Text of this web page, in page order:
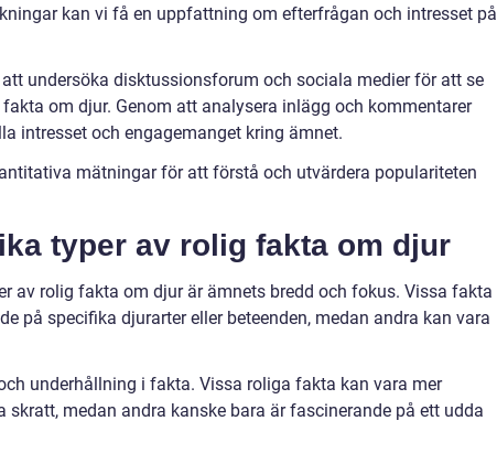
kan vi få en uppfattning om efterfrågan och intresset på
undersöka disktussionsforum och sociala medier för att se
om djur. Genom att analysera inlägg och kommentarer
intresset och engagemanget kring ämnet.
mätningar för att förstå och utvärdera populariteten
typer av rolig fakta om djur
av rolig fakta om djur är ämnets bredd och fokus. Vissa fakta
på specifika djurarter eller beteenden, medan andra kan vara
underhållning i fakta. Vissa roliga fakta kan vara mer
medan andra kanske bara är fascinerande på ett udda